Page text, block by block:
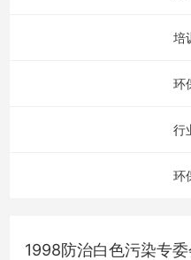
培
环
行
环
1998防治白色污染专